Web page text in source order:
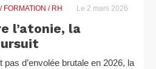
/ RH Le 2 mars 2026
l’atonie, la
d’envolée brutale en 2026, la